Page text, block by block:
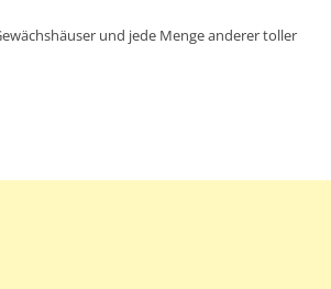
und jede Menge anderer toller